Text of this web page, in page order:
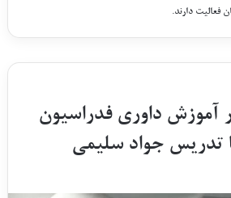
فعالیت دارند.
آموزش داوری فدراسیون
تدریس جواد سلیمی